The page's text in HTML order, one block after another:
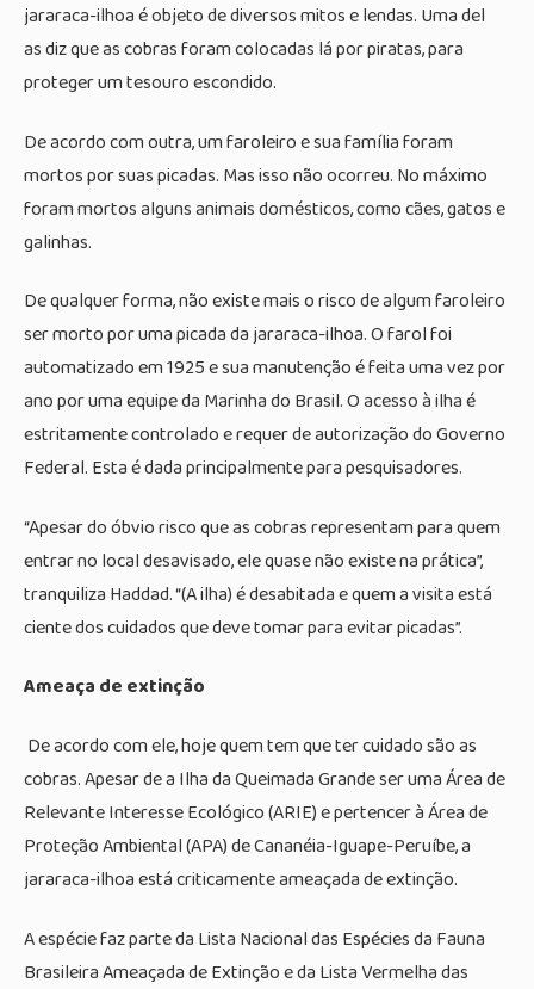
jararaca-ilhoa é objeto de diversos mitos e lendas. Uma del
as diz que as cobras foram colocadas lá por piratas, para
proteger um tesouro escondido.
De acordo com outra, um faroleiro e sua família foram
mortos por suas picadas. Mas isso não ocorreu. No máximo
foram mortos alguns animais domésticos, como cães, gatos e
galinhas.
De qualquer forma, não existe mais o risco de algum faroleiro
ser morto por uma picada da jararaca-ilhoa. O farol foi
automatizado em 1925 e sua manutenção é feita uma vez por
ano por uma equipe da Marinha do Brasil. O acesso à ilha é
estritamente controlado e requer de autorização do Governo
Federal. Esta é dada principalmente para pesquisadores.
“Apesar do óbvio risco que as cobras representam para quem
entrar no local desavisado, ele quase não existe na prática”,
tranquiliza Haddad. “(A ilha) é desabitada e quem a visita está
ciente dos cuidados que deve tomar para evitar picadas”.
Ameaça de extinção
De acordo com ele, hoje quem tem que ter cuidado são as
cobras. Apesar de a Ilha da Queimada Grande ser uma Área de
Relevante Interesse Ecológico (ARIE) e pertencer à Área de
Proteção Ambiental (APA) de Cananéia-Iguape-Peruíbe, a
jararaca-ilhoa está criticamente ameaçada de extinção.
A espécie faz parte da Lista Nacional das Espécies da Fauna
Brasileira Ameaçada de Extinção e da Lista Vermelha das